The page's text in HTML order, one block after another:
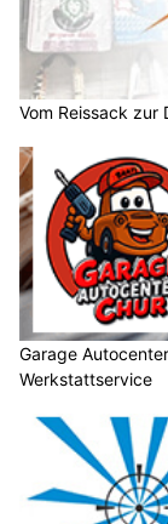
Vom Reissack zur
Garage
Werkstattservice